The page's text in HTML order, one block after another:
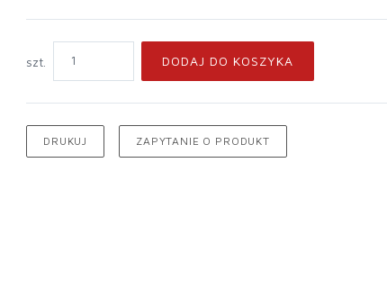
szt. DODAJ DO KOSZYKA
DRUKUJ ZAPYTANIE O PRODUKT